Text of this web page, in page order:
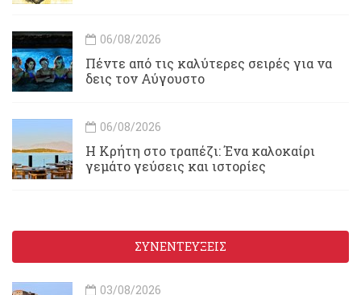
06/08/2026
Πέντε από τις καλύτερες σειρές για να
δεις τον Αύγουστο
06/08/2026
Η Κρήτη στο τραπέζι: Ένα καλοκαίρι
γεμάτο γεύσεις και ιστορίες
ΣΥΝΕΝΤΕΥΞΕΙΣ
03/08/2026